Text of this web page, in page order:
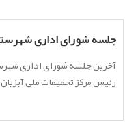
جلسه شورای اداری
رئیس مرکز تحقیقات ملی